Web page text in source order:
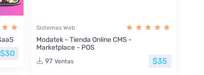
$30
Sistemas Web
Modatek - Tienda Online CMS -
Marketplace - POS
97 Ventas $35